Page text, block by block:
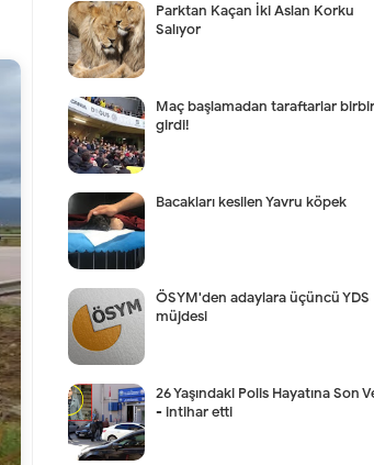
Parktan Kaçan İki Aslan Korku
Salıyor
Maç başlamadan taraftarlar
girdi!
Bacakları kesilen Yavru köpek
ÖSYM'den adaylara üçüncü YDS
müjdesi
26 Yaşındaki Polis Hayatına Son
- intihar etti